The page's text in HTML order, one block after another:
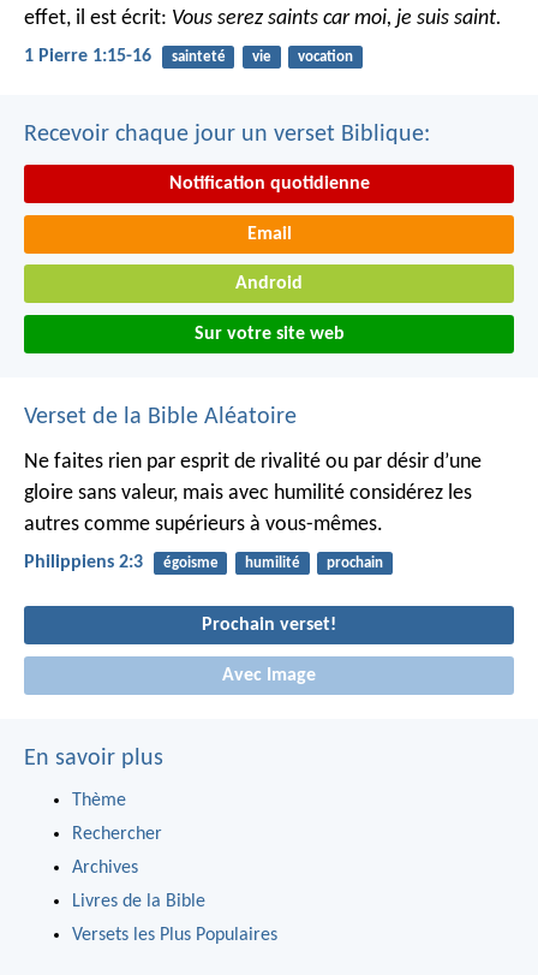
effet, il est écrit: Vous serez saints car moi, je suis saint.
1 Pierre 1:15-16 sainteté vie vocation
Recevoir chaque jour un verset Biblique:
Notification quotidienne
Email
Android
Sur votre site web
Verset de la Bible Aléatoire
Ne faites rien par esprit de rivalité ou par désir d’une
gloire sans valeur, mais avec humilité considérez les
autres comme supérieurs à vous-mêmes.
Philippiens 2:3 égoisme humilité prochain
Prochain verset!
Avec Image
En savoir plus
Thème
Rechercher
Archives
Livres de la Bible
Versets les Plus Populaires